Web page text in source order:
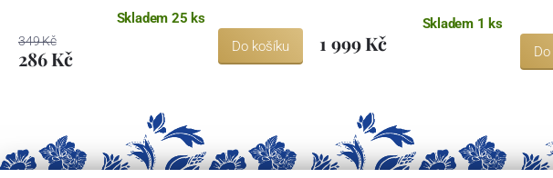
Skladem 25 ks
349 Kč
286 Kč
Do košíku
Skladem 1 ks
1 999 Kč